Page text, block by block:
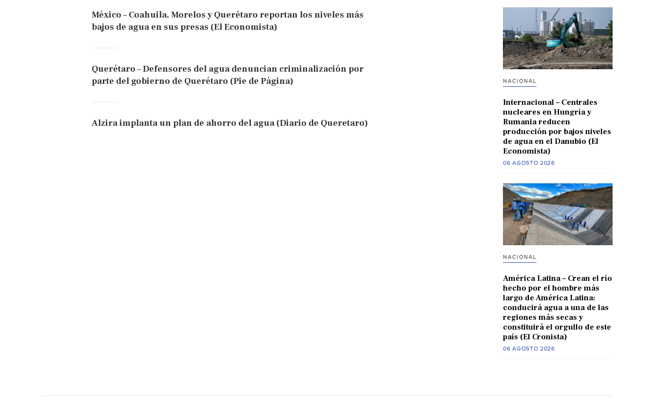
México – Coahuila, Morelos y Querétaro reportan los niveles más
bajos de agua en sus presas (El Economista)
Querétaro – Defensores del agua denuncian criminalización por
parte del gobierno de Querétaro (Pie de Página)
Alzira implanta un plan de ahorro del agua (Diario de Queretaro)
NACIONAL
Internacional – Centrales
nucleares en Hungría y
Rumania reducen
producción por bajos niveles
de agua en el Danubio (El
Economista)
06 AGOSTO 2026
NACIONAL
América Latina – Crean el río
hecho por el hombre más
largo de América Latina:
conducirá agua a una de las
regiones más secas y
constituirá el orgullo de este
país (El Cronista)
06 AGOSTO 2026